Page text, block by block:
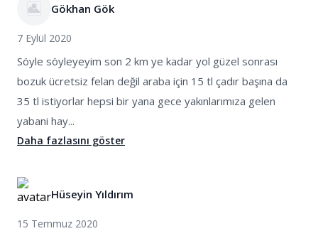
Gökhan Gök
7 Eylül 2020
Söyle söyleyeyim son 2 km ye kadar yol güzel sonrası
bozuk ücretsiz felan değil araba için 15 tl çadır başına da
35 tl istiyorlar hepsi bir yana gece yakınlarımıza gelen
yabani hay...
Daha fazlasını göster
Hüseyin Yıldırım
15 Temmuz 2020